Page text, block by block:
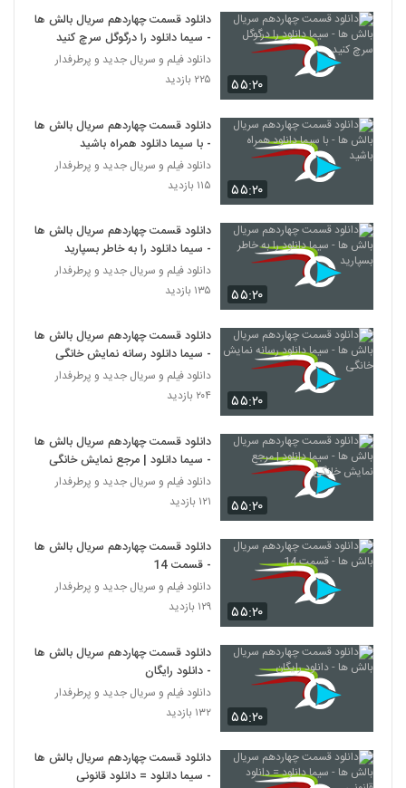
۵۵:۲۰
دانلود قسمت چهاردهم سریال بالش ها
- سیما دانلود را درگوگل سرچ کنید
دانلود فیلم و سریال جدید و پرطرفدار
۲۲۵ بازدید
۵۵:۲۰
دانلود قسمت چهاردهم سریال بالش ها
- با سیما دانلود همراه باشید
دانلود فیلم و سریال جدید و پرطرفدار
۱۱۵ بازدید
۵۵:۲۰
دانلود قسمت چهاردهم سریال بالش ها
- سیما دانلود را به خاطر بسپارید
دانلود فیلم و سریال جدید و پرطرفدار
۱۳۵ بازدید
۵۵:۲۰
دانلود قسمت چهاردهم سریال بالش ها
- سیما دانلود رسانه نمایش خانگی
دانلود فیلم و سریال جدید و پرطرفدار
۲۰۴ بازدید
۵۵:۲۰
دانلود قسمت چهاردهم سریال بالش ها
- سیما دانلود | مرجع نمایش خانگی
دانلود فیلم و سریال جدید و پرطرفدار
۱۲۱ بازدید
۵۵:۲۰
دانلود قسمت چهاردهم سریال بالش ها
- قسمت 14
دانلود فیلم و سریال جدید و پرطرفدار
۱۲۹ بازدید
۵۵:۲۰
دانلود قسمت چهاردهم سریال بالش ها
- دانلود رایگان
دانلود فیلم و سریال جدید و پرطرفدار
۱۳۲ بازدید
دانلود قسمت چهاردهم سریال بالش ها
- سیما دانلود = دانلود قانونی